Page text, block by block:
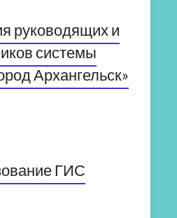
руководящих и
системы
Архангельск»
ГИС